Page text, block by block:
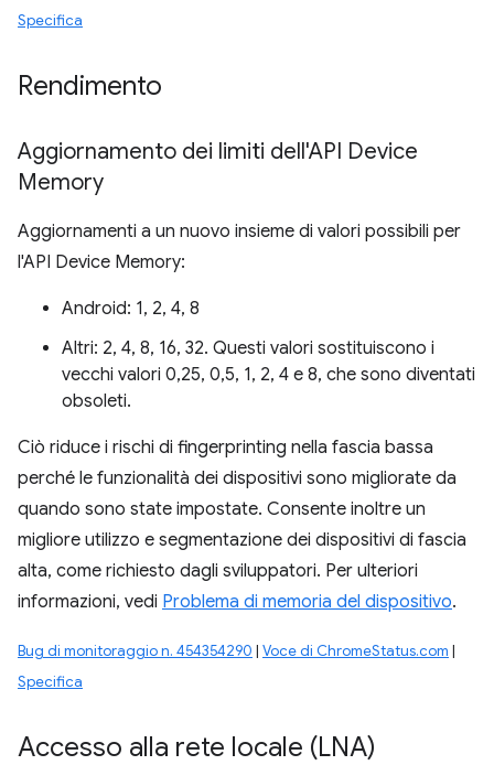
Specifica
Rendimento
Aggiornamento dei limiti dell'API Device
Memory
Aggiornamenti a un nuovo insieme di valori possibili per
l'API Device Memory:
Android: 1, 2, 4, 8
Altri: 2, 4, 8, 16, 32. Questi valori sostituiscono i
vecchi valori 0,25, 0,5, 1, 2, 4 e 8, che sono diventati
obsoleti.
Ciò riduce i rischi di fingerprinting nella fascia bassa
perché le funzionalità dei dispositivi sono migliorate da
quando sono state impostate. Consente inoltre un
migliore utilizzo e segmentazione dei dispositivi di fascia
alta, come richiesto dagli sviluppatori. Per ulteriori
informazioni, vedi Problema di memoria del dispositivo.
Bug di monitoraggio n. 454354290 | Voce di ChromeStatus.com |
Specifica
Accesso alla rete locale (LNA)